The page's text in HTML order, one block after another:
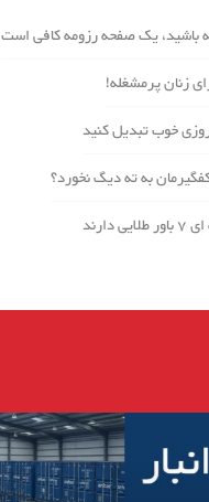
باشید، یک صفحه رزومه کافی است
زنان پرمشغله!
خوب تبدیل کنید
به ته دیگ نخورد؟